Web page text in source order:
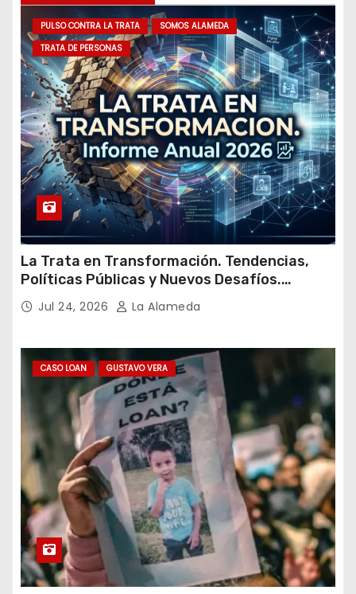
m
a
i
PULSO CONTRA LA TRATA
SOMOS ALAMEDA
TRATA DE PERSONAS
La Trata en Transformación. Tendencias,
Políticas Públicas y Nuevos Desafíos.
Argentina y el Mundo – Julio 2026
Jul 24, 2026 La Alameda
CASO LOAN GUSTAVO VERA